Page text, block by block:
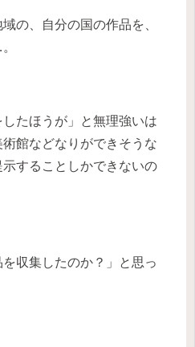
の、自分の国の作品を、
たほうが」と無理強いは
館などなりができそうな
することしかできないの
収集したのか？」と思っ